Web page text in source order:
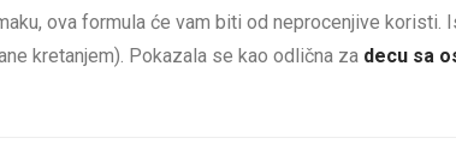
ova formula će vam biti od neprocenjive koristi.
kretanjem). Pokazala se kao odlična za decu sa